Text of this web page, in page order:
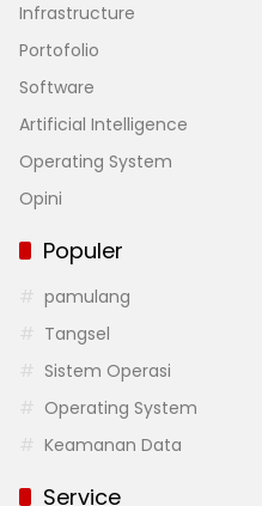
Infrastructure
Portofolio
Software
Artificial Intelligence
Operating System
Opini
Populer
pamulang
Tangsel
Sistem Operasi
Operating System
Keamanan Data
Service